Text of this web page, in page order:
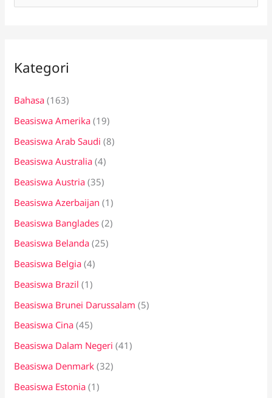
u
t
u
k
:
Kategori
Bahasa (163)
Beasiswa Amerika (19)
Beasiswa Arab Saudi (8)
Beasiswa Australia (4)
Beasiswa Austria (35)
Beasiswa Azerbaijan (1)
Beasiswa Banglades (2)
Beasiswa Belanda (25)
Beasiswa Belgia (4)
Beasiswa Brazil (1)
Beasiswa Brunei Darussalam (5)
Beasiswa Cina (45)
Beasiswa Dalam Negeri (41)
Beasiswa Denmark (32)
Beasiswa Estonia (1)